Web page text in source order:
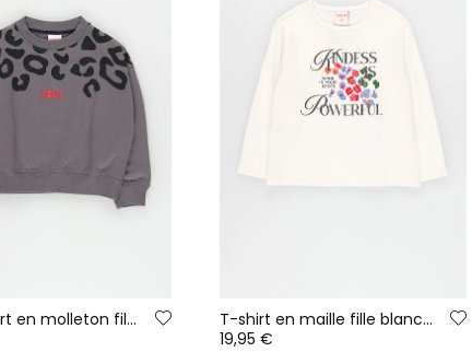
Sweat-shirt en molleton fille gris imprimé léopard
T-shirt en maille fille blanc cassé imprimé message
19,95 €